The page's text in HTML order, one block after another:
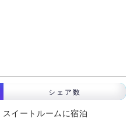
シェア数
イートルームに宿泊